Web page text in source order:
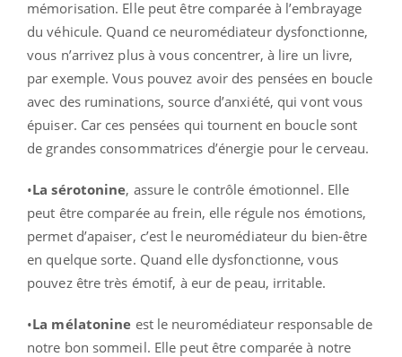
mémorisation. Elle peut être comparée à l’embrayage
du véhicule. Quand ce neuromédiateur dysfonctionne,
vous n’arrivez plus à vous concentrer, à lire un livre,
par exemple. Vous pouvez avoir des pensées en boucle
avec des ruminations, source d’anxiété, qui vont vous
épuiser. Car ces pensées qui tournent en boucle sont
de grandes consommatrices d’énergie pour le cerveau.
•La sérotonine, assure le contrôle émotionnel. Elle
peut être comparée au frein, elle régule nos émotions,
permet d’apaiser, c’est le neuromédiateur du bien-être
en quelque sorte. Quand elle dysfonctionne, vous
pouvez être très émotif, à eur de peau, irritable.
•La mélatonine est le neuromédiateur responsable de
notre bon sommeil. Elle peut être comparée à notre